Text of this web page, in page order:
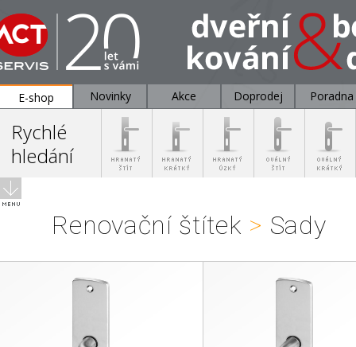
E-shop Novinky Akce Doprodej Poradna
Rychlé
hledání
Renovační štítek > Sady